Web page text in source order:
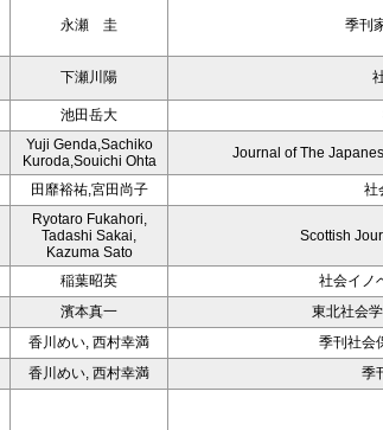
永瀬 圭 季刊
下瀬川陽
池田岳大
Yuji Genda,Sachiko
Kuroda,Souichi Ohta
Journal of The
田靡裕祐,宮田尚子 社
Ryotaro Fukahori,
Tadashi Sakai,
Kazuma Sato
Scottish
稲葉昭英 社会イノ
濱本真一 東北社会
香川めい, 西村幸満 季刊社会
香川めい, 西村幸満 季